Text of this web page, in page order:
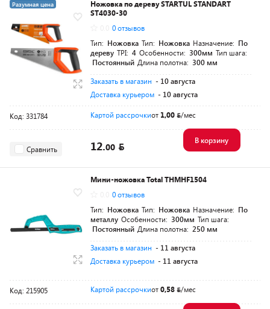
Разумная цена
Ножовка по дереву STARTUL STANDART
ST4030-30
0 отзывов
Тип: Ножовка Тип: Ножовка Назначение: По
дереву TPI: 4 Особенности: 300мм Тип шага:
Постоянный Длина полотна: 300 мм
Заказать в магазин - 10 августа
Доставка курьером - 10 августа
Код: 331784 Картой рассрочкиот 1,00 /мес
Сравнить 12.00
В корзину
Мини-ножовка Total THMHF1504
0 отзывов
Тип: Ножовка Тип: Ножовка Назначение: По
металлу Особенности: 300мм Тип шага:
Постоянный Длина полотна: 250 мм
Заказать в магазин - 11 августа
Доставка курьером - 11 августа
Код: 215905 Картой рассрочкиот0,58 /мес